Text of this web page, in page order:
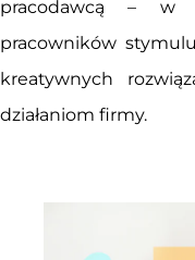
pracodawcą – w
pracowników
kreatywnych
działaniom firmy.